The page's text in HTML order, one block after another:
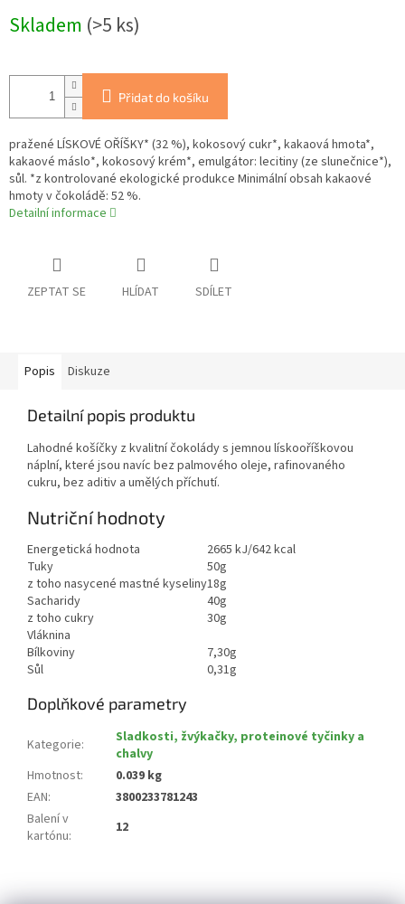
cena:
Skladem (>5 ks)
Přidat do košíku
pražené LÍSKOVÉ OŘÍŠKY* (32 %), kokosový cukr*, kakaová hmota*,
kakaové máslo*, kokosový krém*, emulgátor: lecitiny (ze slunečnice*),
sůl. *z kontrolované ekologické produkce Minimální obsah kakaové
hmoty v čokoládě: 52 %.
Detailní informace
ZEPTAT SE HLÍDAT SDÍLET
Popis Diskuze
Detailní popis produktu
Lahodné košíčky z kvalitní čokolády s jemnou lískooříškovou
náplní, které jsou navíc bez palmového oleje, rafinovaného
cukru, bez aditiv a umělých příchutí.
Nutriční hodnoty
Energetická hodnota
2665 kJ/642 kcal
Tuky
50g
z toho nasycené mastné kyseliny18g
Sacharidy
40g
z toho cukry
30g
Vláknina
Bílkoviny
7,30g
Sůl
0,31g
Doplňkové parametry
Kategorie:
Sladkosti, žvýkačky, proteinové tyčinky a
chalvy
Hmotnost:
0.039 kg
EAN:
3800233781243
Balení v
kartónu: 12